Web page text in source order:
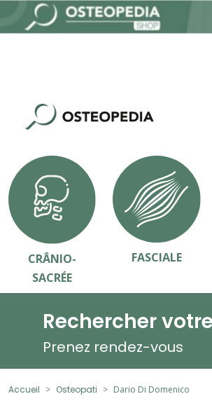
CRÂNIO-
SACRÉE
FASCIALE
Rechercher
Prenez rendez-vous
Accueil Osteopati Dario Di Domenico